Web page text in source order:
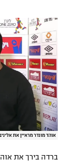
אוהד מונדר מראיין את
ברדה בירך את